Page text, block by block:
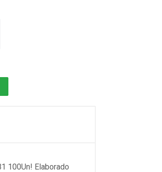
100Un! Elaborado